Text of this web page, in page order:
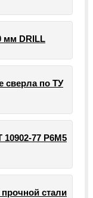
мм DRILL
сверла по ТУ
77 Р6М5
стали